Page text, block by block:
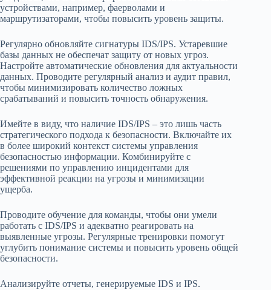
устройствами, например, фаерволами и
маршрутизаторами, чтобы повысить уровень защиты.
Регулярно обновляйте сигнатуры IDS/IPS. Устаревшие
базы данных не обеспечат защиту от новых угроз.
Настройте автоматические обновления для актуальности
данных. Проводите регулярный анализ и аудит правил,
чтобы минимизировать количество ложных
срабатываний и повысить точность обнаружения.
Имейте в виду, что наличие IDS/IPS – это лишь часть
стратегического подхода к безопасности. Включайте их
в более широкий контекст системы управления
безопасностью информации. Комбинируйте с
решениями по управлению инцидентами для
эффективной реакции на угрозы и минимизации
ущерба.
Проводите обучение для команды, чтобы они умели
работать с IDS/IPS и адекватно реагировать на
выявленные угрозы. Регулярные тренировки помогут
углубить понимание системы и повысить уровень общей
безопасности.
Анализируйте отчеты, генерируемые IDS и IPS.